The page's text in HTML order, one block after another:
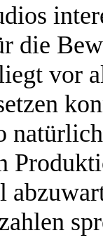
die
vor